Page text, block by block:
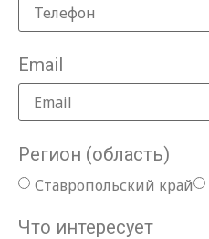
Email
Регион (область)
Ставропольский край
Что интересует